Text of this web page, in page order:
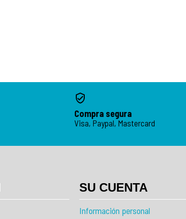
Compra segura
Visa, Paypal, Mastercard
SU CUENTA
Información personal